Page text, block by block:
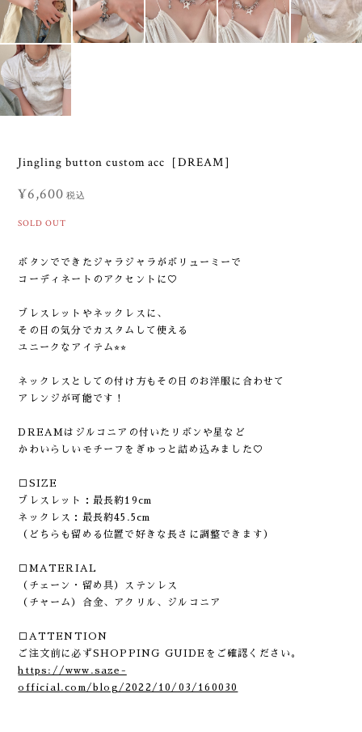
Jingling button custom acc［DREAM］
¥6,600 税込
SOLD OUT
ボタンでできたジャラジャラがボリューミーで
コーディネートのアクセントに♡
ブレスレットやネックレスに、
その日の気分でカスタムして使える
ユニークなアイテム⭐︎⭐︎
ネックレスとしての付け方もその日のお洋服に合わせて
アレンジが可能です！
DREAMはジルコニアの付いたリボンや星など
かわいらしいモチーフをぎゅっと詰め込みました♡
□SIZE
ブレスレット：最長約19cm
ネックレス：最長約45.5cm
（どちらも留める位置で好きな長さに調整できます）
□MATERIAL
（チェーン・留め具）ステンレス
（チャーム）合金、アクリル、ジルコニア
□ATTENTION
ご注文前に必ずSHOPPING GUIDEをご確認ください。
https://www.saze-
official.com/blog/2022/10/03/160030